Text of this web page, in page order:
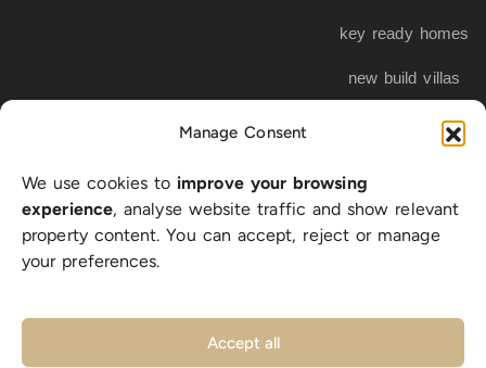
Manage Consent
We use cookies to improve your browsing
experience, analyse website traffic and show relevant
property content. You can accept, reject or manage
your preferences.
Accept all
key ready homes
new build villas
golf properties
EN ES NL FR DE
Privacy Policy